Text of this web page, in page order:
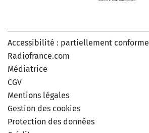
Accessibilité : partiellement conforme
Radiofrance.com
Médiatrice
CGV
Mentions légales
Gestion des cookies
Protection des données